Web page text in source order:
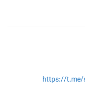
https://t.me/